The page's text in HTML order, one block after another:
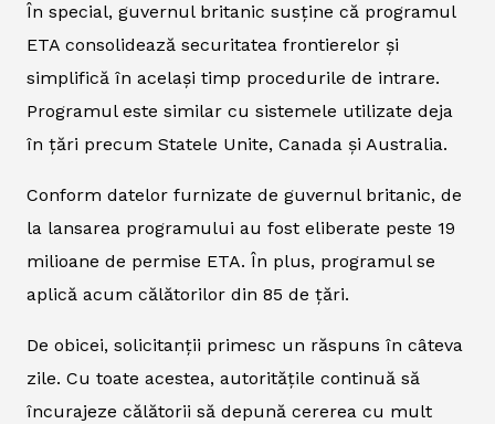
În special, guvernul britanic susține că programul
ETA consolidează securitatea frontierelor și
simplifică în același timp procedurile de intrare.
Programul este similar cu sistemele utilizate deja
în țări precum Statele Unite, Canada și Australia.
Conform datelor furnizate de guvernul britanic, de
la lansarea programului au fost eliberate peste 19
milioane de permise ETA. În plus, programul se
aplică acum călătorilor din 85 de țări.
De obicei, solicitanții primesc un răspuns în câteva
zile. Cu toate acestea, autoritățile continuă să
încurajeze călătorii să depună cererea cu mult